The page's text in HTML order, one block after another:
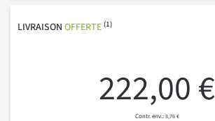
LIVRAISON OFFERTE (1)
222,00 €
3,76 €